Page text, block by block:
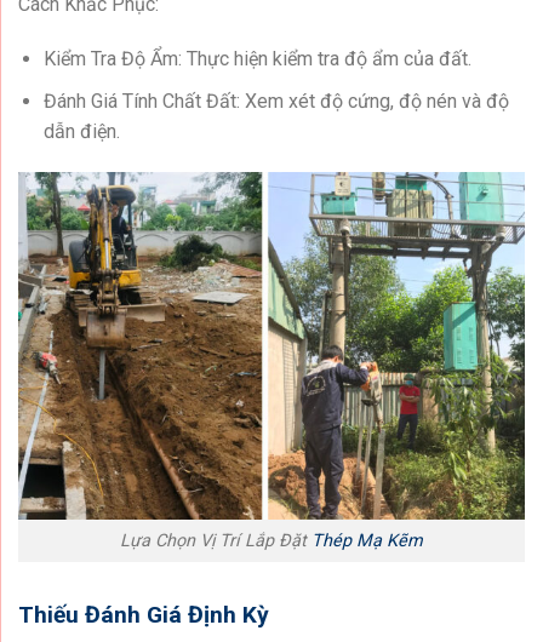
Kiểm Tra Độ Ẩm: Thực hiện kiểm tra độ ẩm của đất.
Đánh Giá Tính Chất Đất: Xem xét độ cứng, độ nén và độ
dẫn điện.
Lựa Chọn Vị Trí Lắp Đặt Thép Mạ Kẽm
Thiếu Đánh Giá Định Kỳ